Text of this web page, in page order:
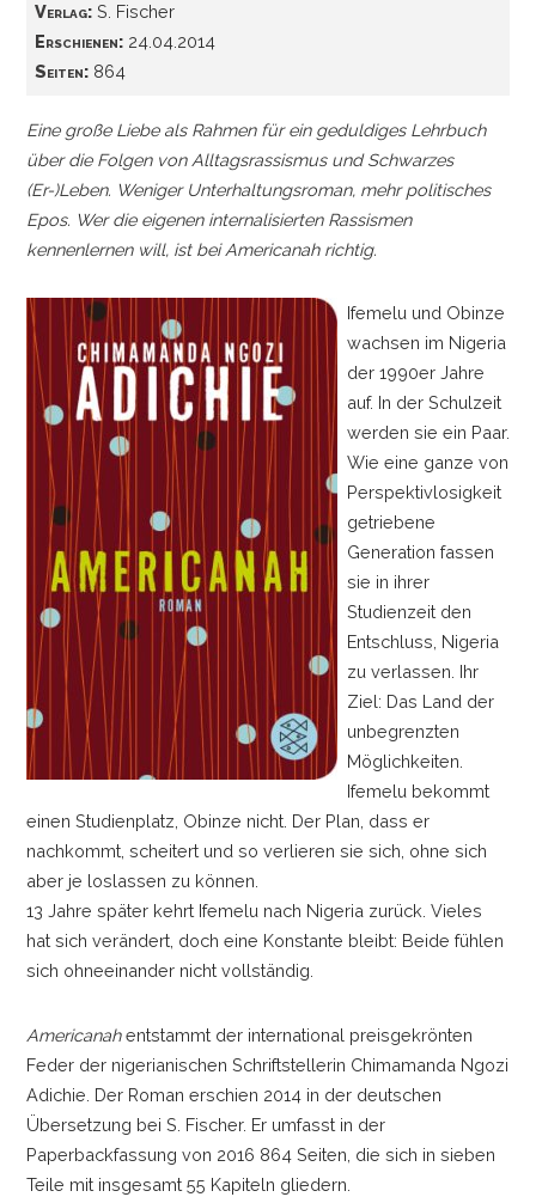
Verlag:S. Fischer
Erschienen:24.04.2014
Seiten:864
Eine große Liebe als Rahmen für ein geduldiges Lehrbuch
über die Folgen von Alltagsrassismus und Schwarzes
(Er-)Leben. Weniger Unterhaltungsroman, mehr politisches
Epos. Wer die eigenen internalisierten Rassismen
kennenlernen will, ist bei Americanah richtig.
Ifemelu und Obinze
wachsen im Nigeria
der 1990er Jahre
auf. In der Schulzeit
werden sie ein Paar.
Wie eine ganze von
Perspektivlosigkeit
getriebene
Generation fassen
sie in ihrer
Studienzeit den
Entschluss, Nigeria
zu verlassen. Ihr
Ziel: Das Land der
unbegrenzten
Möglichkeiten.
Ifemelu bekommt
einen Studienplatz, Obinze nicht. Der Plan, dass er
nachkommt, scheitert und so verlieren sie sich, ohne sich
aber je loslassen zu können.
13 Jahre später kehrt Ifemelu nach Nigeria zurück. Vieles
hat sich verändert, doch eine Konstante bleibt: Beide fühlen
sich ohneeinander nicht vollständig.
Americanahentstammt der international preisgekrönten
Feder der nigerianischen Schriftstellerin Chimamanda Ngozi
Adichie. Der Roman erschien 2014 in der deutschen
Übersetzung bei S. Fischer. Er umfasst in der
Paperbackfassung von 2016 864 Seiten, die sich in sieben
Teile mit insgesamt 55 Kapiteln gliedern.